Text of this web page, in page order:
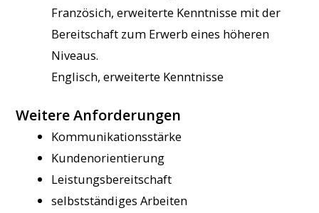
Französich, erweiterte Kenntnisse mit der
Bereitschaft zum Erwerb eines höheren
Niveaus.
Englisch, erweiterte Kenntnisse
Weitere Anforderungen
Kommunikationsstärke
Kundenorientierung
Leistungsbereitschaft
selbstständiges Arbeiten